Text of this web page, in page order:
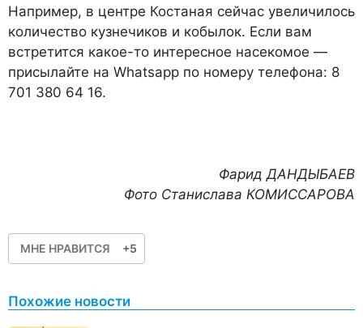
Например, в центре Костаная сейчас увеличилось
количество кузнечиков и кобылок. Если вам
встретится какое-то интересное насекомое —
присылайте на Whatsapp по номеру телефона: 8
701 380 64 16.
Фарид ДАНДЫБАЕВ
Фото Станислава КОМИССАРОВА
МНЕ НРАВИТСЯ +5
Похожие новости